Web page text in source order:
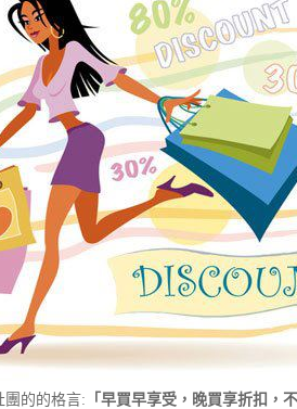
團的的格言: 「早買早享受，晚買享折扣，